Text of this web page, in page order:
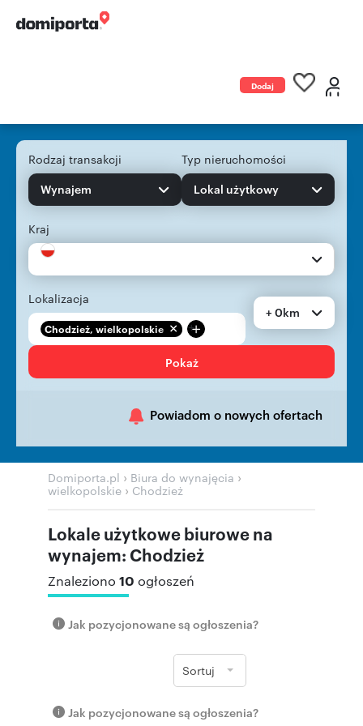
Dodaj
Rodzaj transakcji
Wynajem
Typ nieruchomości
Lokal użytkowy
Kraj
Lokalizacja
Chodzież, wielkopolskie +
+ 0km
Pokaż
Powiadom o nowych ofertach
Domiporta.pl › Biura do wynajęcia ›
wielkopolskie › Chodzież
Lokale użytkowe biurowe na
wynajem: Chodzież
Znaleziono 10 ogłoszeń
Jak pozycjonowane są ogłoszenia?
Sortuj
Jak pozycjonowane są ogłoszenia?